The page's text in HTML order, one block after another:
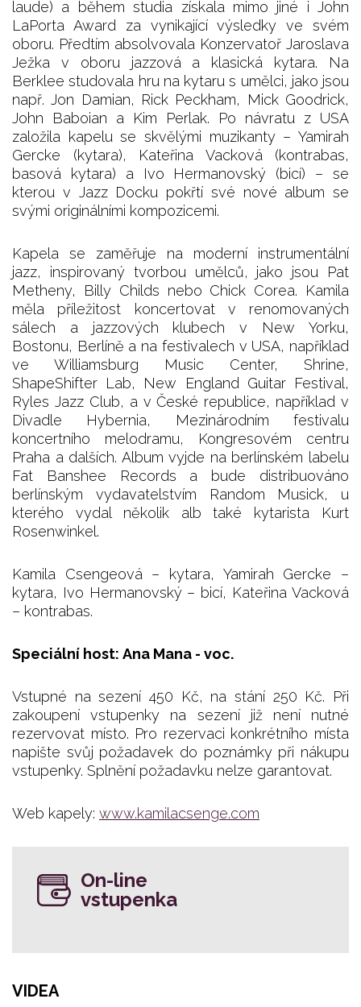
laude) a během studia získala mimo jiné i John
LaPorta Award za vynikající výsledky ve svém
oboru. Předtím absolvovala Konzervatoř Jaroslava
Ježka v oboru jazzová a klasická kytara. Na
Berklee studovala hru na kytaru s umělci, jako jsou
např. Jon Damian, Rick Peckham, Mick Goodrick,
John Baboian a Kim Perlak. Po návratu z USA
založila kapelu se skvělými muzikanty – Yamirah
Gercke (kytara), Kateřina Vacková (kontrabas,
basová kytara) a Ivo Hermanovský (bicí) – se
kterou v Jazz Docku pokřtí své nové album se
svými originálními kompozicemi.
Kapela se zaměřuje na moderní instrumentální
jazz, inspirovaný tvorbou umělců, jako jsou Pat
Metheny, Billy Childs nebo Chick Corea. Kamila
měla příležitost koncertovat v renomovaných
sálech a jazzových klubech v New Yorku,
Bostonu, Berlíně a na festivalech v USA, například
ve Williamsburg Music Center, Shrine,
ShapeShifter Lab, New England Guitar Festival,
Ryles Jazz Club, a v České republice, například v
Divadle Hybernia, Mezinárodním festivalu
koncertního melodramu, Kongresovém centru
Praha a dalších. Album vyjde na berlínském labelu
Fat Banshee Records a bude distribuováno
berlínským vydavatelstvím Random Musick, u
kterého vydal několik alb také kytarista Kurt
Rosenwinkel.
Kamila Csengeová – kytara, Yamirah Gercke –
kytara, Ivo Hermanovský – bicí, Kateřina Vacková
– kontrabas.
Speciální host: Ana Mana - voc.
Vstupné na sezení 450 Kč, na stání 250 Kč. Při
zakoupení vstupenky na sezení již není nutné
rezervovat místo. Pro rezervaci konkrétního místa
napište svůj požadavek do poznámky při nákupu
vstupenky. Splnění požadavku nelze garantovat.
Web kapely: www.kamilacsenge.com
On-line
vstupenka
VIDEA